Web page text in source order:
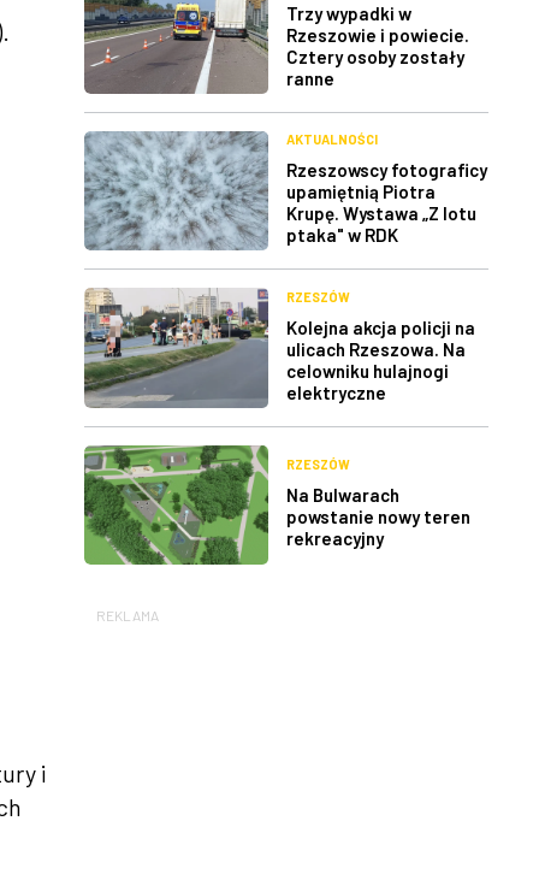
i
Trzy wypadki w
Rzeszowie i powiecie.
Cztery osoby zostały
ranne
AKTUALNOŚCI
Rzeszowscy fotograficy
upamiętnią Piotra
Krupę. Wystawa „Z lotu
ptaka" w RDK
RZESZÓW
Kolejna akcja policji na
ulicach Rzeszowa. Na
celowniku hulajnogi
elektryczne
RZESZÓW
Na Bulwarach
powstanie nowy teren
rekreacyjny
REKLAMA